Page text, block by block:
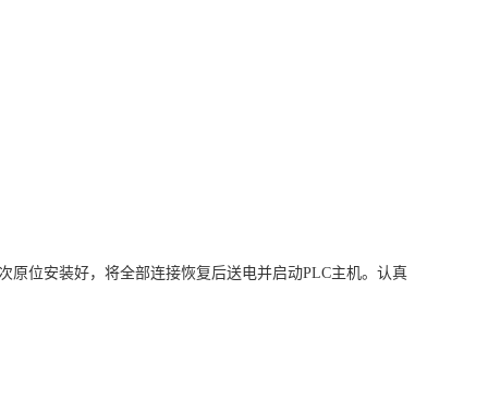
原位安装好，将全部连接恢复后送电并启动PLC主机。认真